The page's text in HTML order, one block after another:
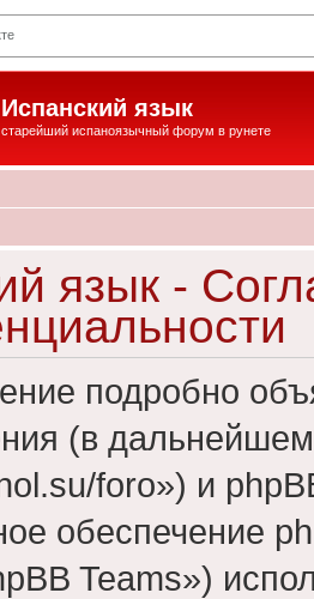
Испанский язык
старейший испаноязычный форум в рунете
язык -
подробно
(в
foro») и
обеспечение
Teams»)